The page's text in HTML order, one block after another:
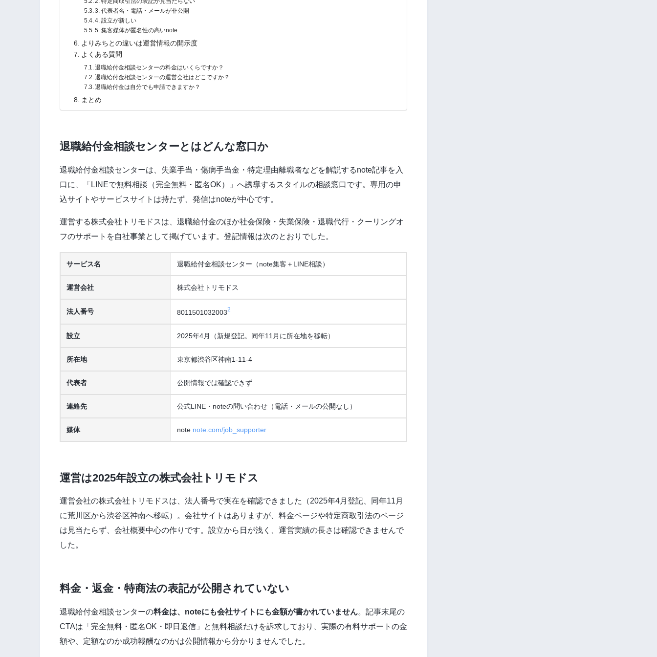
3. 代表者名・電話・メールが非公開
4. 設立が新しい
5. 集客媒体が匿名性の高いnote
よりみちとの違いは運営情報の開示度
よくある質問
退職給付金相談センターの料金はいくらですか？
退職給付金相談センターの運営会社はどこですか？
退職給付金は自分でも申請できますか？
まとめ
退職給付金相談センターとはどんな窓口か
退職給付金相談センターは、失業手当・傷病手当金・特定理由離職者などを解説するnote記事を入
口に、「LINEで無料相談（完全無料・匿名OK）」へ誘導するスタイルの相談窓口です。専用の申
込サイトやサービスサイトは持たず、発信はnoteが中心です。
運営する株式会社トリモドスは、退職給付金のほか社会保険・失業保険・退職代行・クーリングオ
フのサポートを自社事業として掲げています。登記情報は次のとおりでした。
サービス名 退職給付金相談センター（note集客＋LINE相談）
運営会社 株式会社トリモドス
法人番号 80115010320032
設立 2025年4月（新規登記。同年11月に所在地を移転）
所在地 東京都渋谷区神南1-11-4
代表者 公開情報では確認できず
連絡先 公式LINE・noteの問い合わせ（電話・メールの公開なし）
媒体 note note.com/job_supporter
運営は2025年設立の株式会社トリモドス
運営会社の株式会社トリモドスは、法人番号で実在を確認できました（2025年4月登記、同年11月
に荒川区から渋谷区神南へ移転）。会社サイトはありますが、料金ページや特定商取引法のページ
は見当たらず、会社概要中心の作りです。設立から日が浅く、運営実績の長さは確認できませんで
した。
料金・返金・特商法の表記が公開されていない
退職給付金相談センターの料金は、noteにも会社サイトにも金額が書かれていません。記事末尾の
CTAは「完全無料・匿名OK・即日返信」と無料相談だけを訴求しており、実際の有料サポートの金
額や、定額なのか成功報酬なのかは公開情報から分かりませんでした。